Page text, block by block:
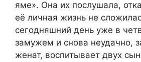
яме». Она их послушала,
её личная жизнь не
сегодняшний день уже в
замужем и снова неудачно,
женат, воспитывает двух